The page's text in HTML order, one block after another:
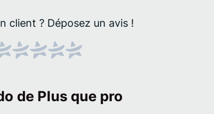
client ? Déposez un avis !
de Plus que pro